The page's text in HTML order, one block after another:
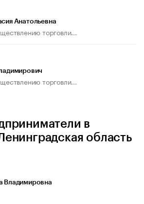
Анатольевна
торговли...
торговли...
в
область
Владимировна